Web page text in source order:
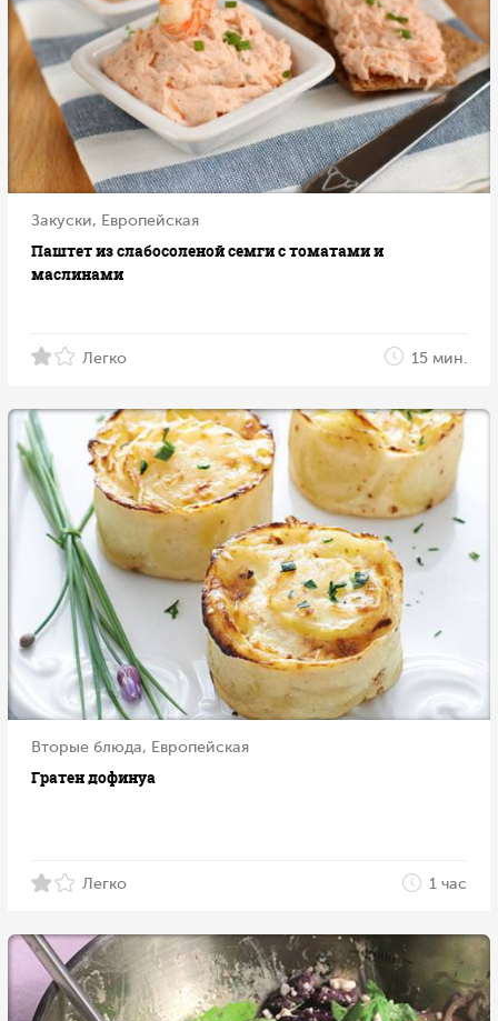
Закуски, Европейская
Паштет из слабосоленой семги с томатами и
маслинами
Легко 15 мин.
Вторые блюда, Европейская
Гратен дофинуа
Легко 1 час